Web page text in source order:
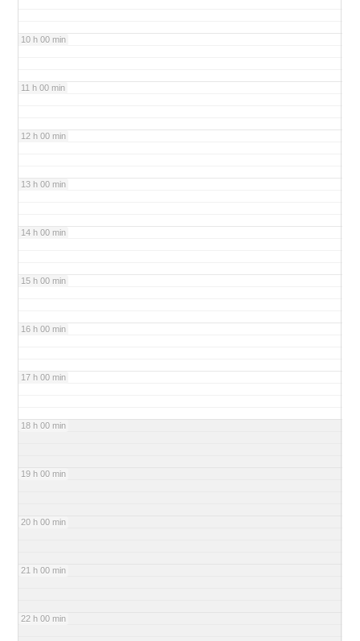
10 h 00 min
11 h 00 min
12 h 00 min
13 h 00 min
14 h 00 min
15 h 00 min
16 h 00 min
17 h 00 min
18 h 00 min
19 h 00 min
20 h 00 min
21 h 00 min
22 h 00 min